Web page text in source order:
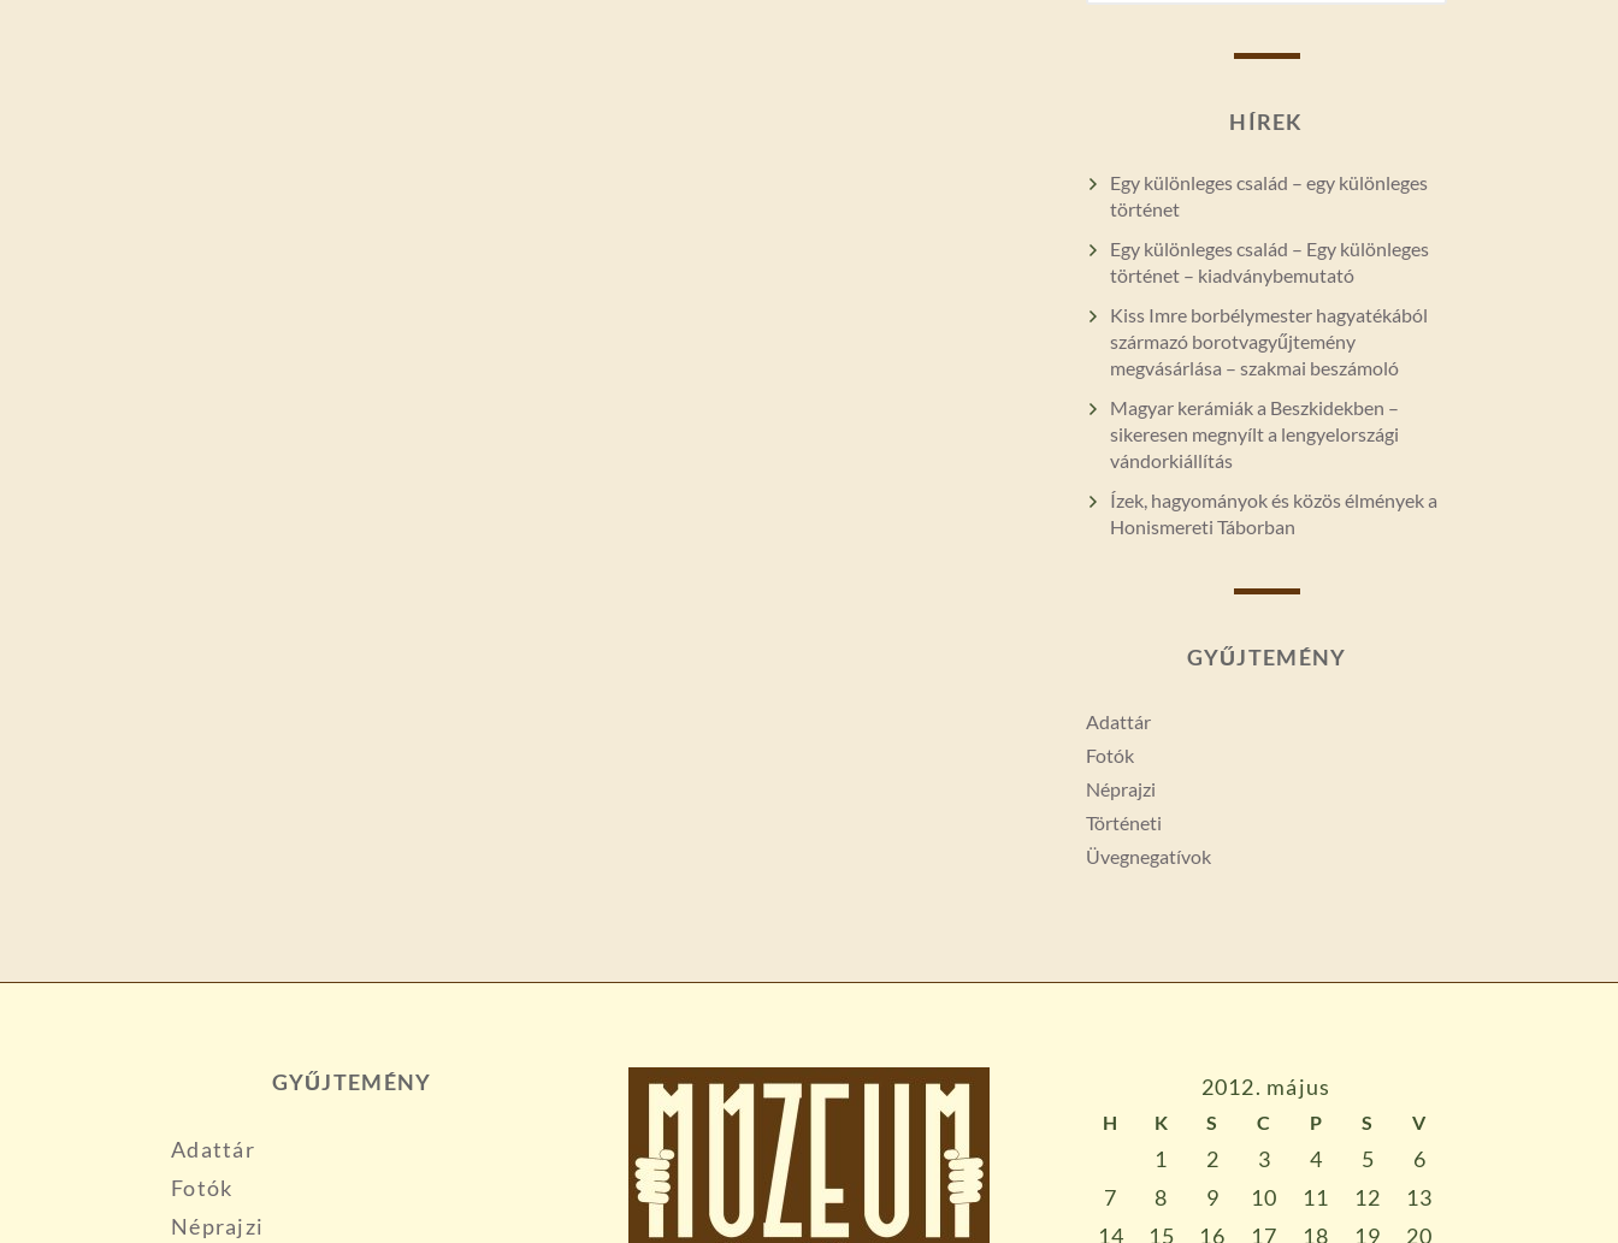
HÍREK
Egy különleges család – egy különleges
történet
Egy különleges család – Egy különleges
történet – kiadványbemutató
Kiss Imre borbélymester hagyatékából
származó borotvagyűjtemény
megvásárlása – szakmai beszámoló
Magyar kerámiák a Beszkidekben –
sikeresen megnyílt a lengyelországi
vándorkiállítás
Ízek, hagyományok és közös élmények a
Honismereti Táborban
GYŰJTEMÉNY
Adattár
Fotók
Néprajzi
Történeti
Üvegnegatívok
GYŰJTEMÉNY
Adattár
Fotók
Néprajzi
2012. május
H K S C P S V
1 2 3 4 5
6
7
8 9 10 11 12
13
14
15 16 17 18 19 20